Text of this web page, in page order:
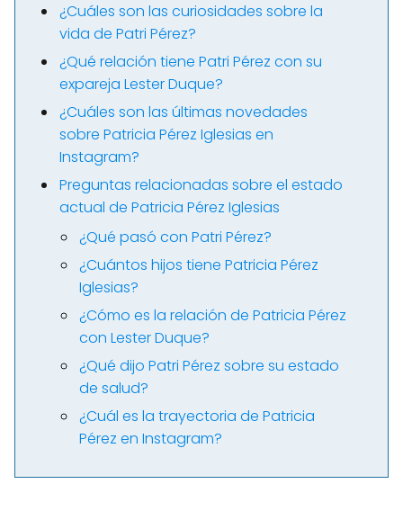
¿Cuáles son las curiosidades sobre la
vida de Patri Pérez?
¿Qué relación tiene Patri Pérez con su
expareja Lester Duque?
¿Cuáles son las últimas novedades
sobre Patricia Pérez Iglesias en
Instagram?
Preguntas relacionadas sobre el estado
actual de Patricia Pérez Iglesias
¿Qué pasó con Patri Pérez?
¿Cuántos hijos tiene Patricia Pérez
Iglesias?
¿Cómo es la relación de Patricia Pérez
con Lester Duque?
¿Qué dijo Patri Pérez sobre su estado
de salud?
¿Cuál es la trayectoria de Patricia
Pérez en Instagram?